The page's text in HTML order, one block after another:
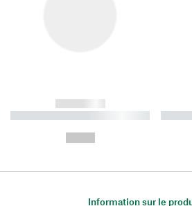
------------
----------- ----------- ----------
Information sur le